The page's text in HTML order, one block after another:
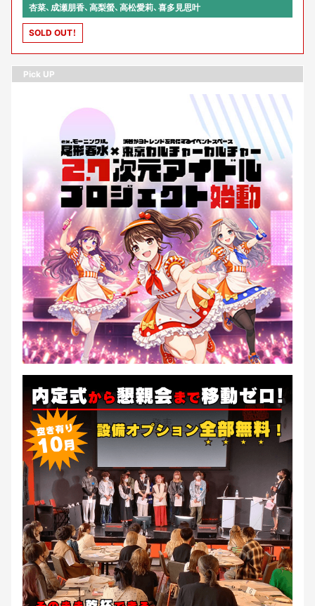
杏菜、成瀬朋香、高梨螢、高松愛莉、喜多見思叶
SOLD OUT！
Pick UP